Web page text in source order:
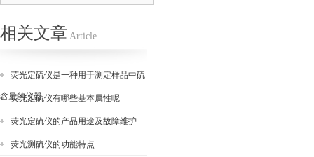
相关文章 Article
荧光定硫仪是一种用于测定样品中硫
含量的仪器
荧光定硫仪有哪些基本属性呢
荧光定硫仪的产品用途及故障维护
荧光测硫仪的功能特点